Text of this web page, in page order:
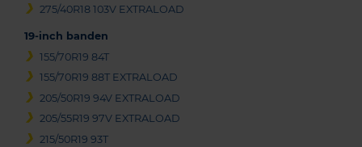
275/40R18 103V EXTRALOAD
19-inch banden
155/70R19 84T
155/70R19 88T EXTRALOAD
205/50R19 94V EXTRALOAD
205/55R19 97V EXTRALOAD
215/50R19 93T